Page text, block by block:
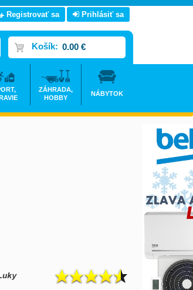
Registrovať sa Prihlásiť sa
Košík: 0.00 €
ZÁHRADA,
HOBBY
NÁBYTOK